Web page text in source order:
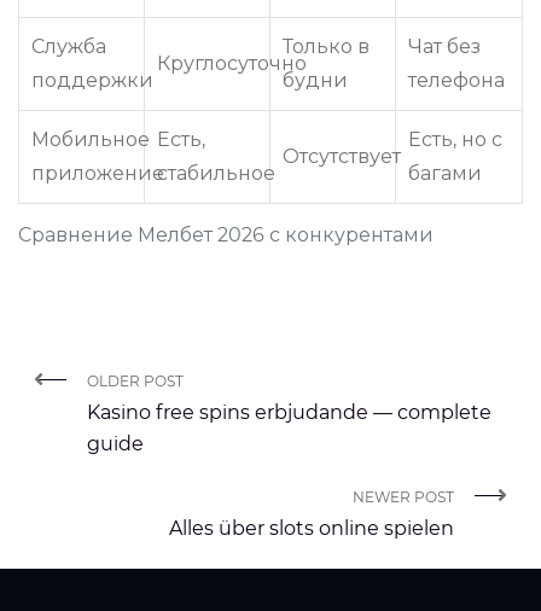
Сравнение Мелбет 2026 с конкурентами
Служба
поддержки
Круглосуточно
Только в
будни
Чат без
телефона
Мобильное
приложение
Есть,
стабильное
Отсутствует
Есть, но с
багами
OLDER POST
Kasino free spins erbjudande — complete
guide
NEWER POST
Alles über slots online spielen